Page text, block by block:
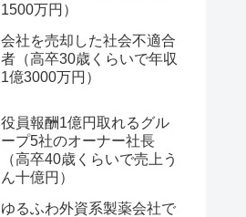
1500万円）
会社を売却した社会不適合
者（高卒30歳くらいで年収
1億3000万円）
役員報酬1億円取れるグル
ープ5社のオーナー社長
（高卒40歳くらいで売上う
ん十億円）
ゆるふわ外資系製薬会社で